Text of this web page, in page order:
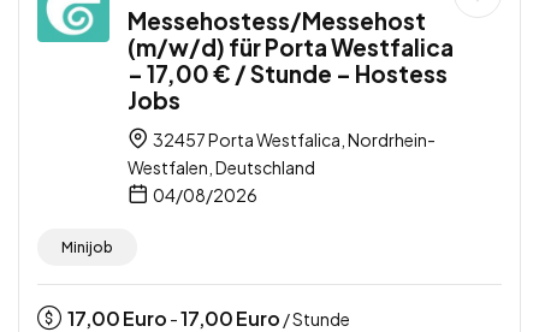
Messehostess/Messehost
(m/w/d) für Porta Westfalica
– 17,00 € / Stunde – Hostess
Jobs
32457 Porta Westfalica, Nordrhein-
Westfalen, Deutschland
04/08/2026
Minijob
17,00Euro -17,00Euro / Stunde